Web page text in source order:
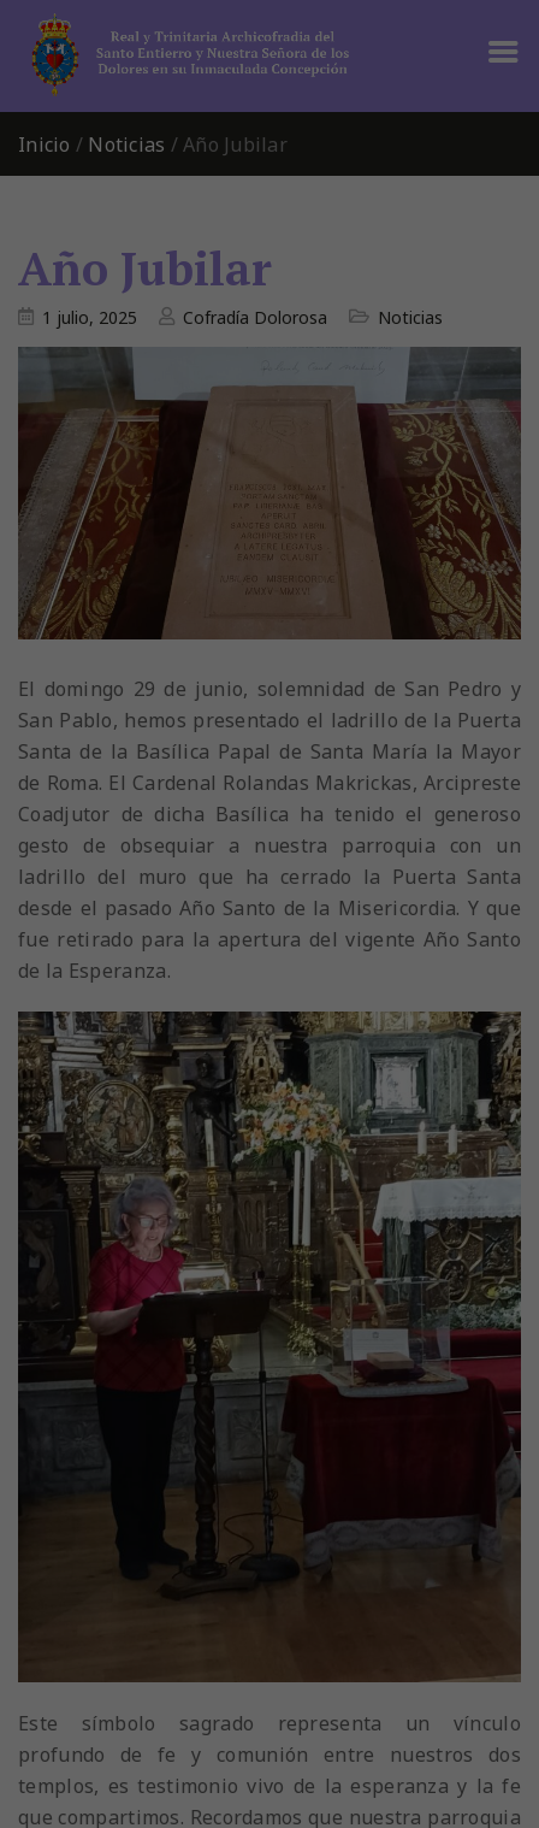
Inicio / Noticias /Año Jubilar
Año Jubilar
1 julio, 2025 Cofradía Dolorosa Noticias
El domingo 29 de junio, solemnidad de San Pedro y
San Pablo, hemos presentado el ladrillo de la Puerta
Santa de la Basílica Papal de Santa María la Mayor
de Roma. El Cardenal Rolandas Makrickas, Arcipreste
Coadjutor de dicha Basílica ha tenido el generoso
gesto de obsequiar a nuestra parroquia con un
ladrillo del muro que ha cerrado la Puerta Santa
desde el pasado Año Santo de la Misericordia. Y que
fue retirado para la apertura del vigente Año Santo
de la Esperanza.
Este símbolo sagrado representa un vínculo
profundo de fe y comunión entre nuestros dos
templos, es testimonio vivo de la esperanza y la fe
que compartimos. Recordamos que nuestra parroquia